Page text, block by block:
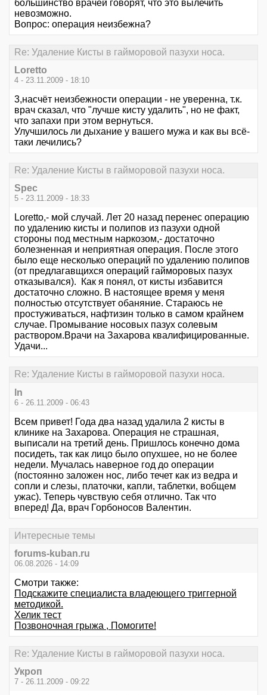
большинство врачей говорят, что это вылечить
невозможно.
Вопрос: операция неизбежна?
Re: Удаление Кисты в гайморовой пазухи носа.
Loretto
4 - 23.11.2009 - 18:10
3,насчёт неизбежности операции - не уверенна, т.к.
врач сказал, что "лучше кисту удалить", но не факт,
что запахи при этом вернуться.
Улучшилось ли дыхание у вашего мужа и как вы всё-
таки лечились?
Re: Удаление Кисты в гайморовой пазухи носа.
Spec
5 - 23.11.2009 - 18:33
Loretto,- мой случай. Лет 20 назад перенес операцию
по удалению кисты и полипов из пазухи одной
стороны под местным наркозом,- достаточно
болезненная и неприятная операция. После этого
было еще несколько операций по удалению полипов
(от предлагавщихся операций гайморовых пазух
отказывался). Как я понял, от кисты избавится
достаточно сложно. В настоящее время у меня
полностью отсутствует обаняние. Стараюсь не
простуживаться, нафтизин только в самом крайнем
случае. Промывание носовых пазух солевым
раствором.Врачи на Захарова квалифицированные.
Удачи...
Re: Удаление Кисты в гайморовой пазухи носа.
ln
6 - 26.11.2009 - 06:43
Всем привет! Года два назад удалила 2 кисты в
клинике на Захарова. Операция не страшная,
выписали на третий день. Пришлось конечно дома
посидеть, так как лицо было опухшее, но не более
недели. Мучалась наверное год до операции
(постоянно заложен нос, либо течет как из ведра и
сопли и слезы, платочки, капли, таблетки, вобщем
ужас). Теперь чувствую себя отлично. Так что
вперед! Да, врач Горбоносов Валентин.
Интересные темы
forums-kuban.ru
06.08.2026 - 14:09
Смотри также:
Подскажите специалиста владеющего триггерной
методикой.
Хелик тест
Позвоночная грыжа , Помогите!
Re: Удаление Кисты в гайморовой пазухи носа.
Укроп
7 - 26.11.2009 - 09:22